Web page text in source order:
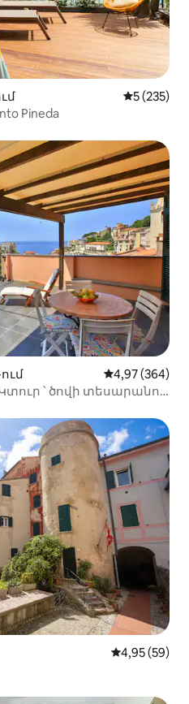
Միջին
5 (235)
Pineda
տները
Միջին
4,97 (364)
՝ ծովի տեսարանով
Միջին
4,95 (59)